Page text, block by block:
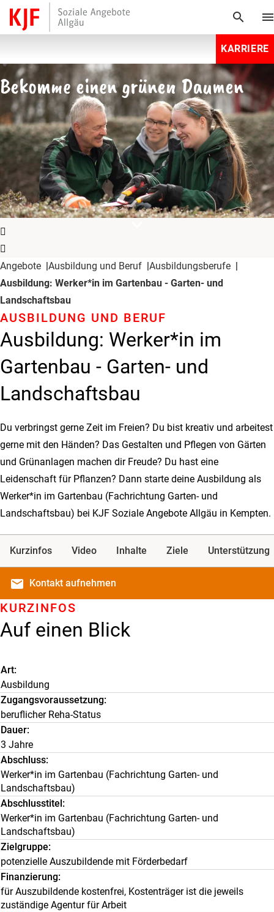
search
KARRIERE
Bekomme einen grünen Daumen
expand_more
Angebote Ausbildung und Beruf
Ausbildungsberufe
Ausbildung: Werker*in im Gartenbau - Garten- und
Landschaftsbau
Ausbildung: Werker*in im
Gartenbau - Garten- und
Landschaftsbau
AUSBILDUNG UND BERUF
Du verbringst gerne Zeit im Freien? Du bist kreativ und arbeitest
gerne mit den Händen? Das Gestalten und Pflegen von Gärten
und Grünanlagen machen dir Freude? Du hast eine
Leidenschaft für Pflanzen? Dann starte deine Ausbildung als
Werker*in im Gartenbau (Fachrichtung Garten- und
Landschaftsbau) bei KJF Soziale Angebote Allgäu in Kempten.
Kurzinfos Video Inhalte Ziele Unterstützung
email Kontakt aufnehmen
Auf einen Blick
KURZINFOS
Art
Ausbildung
Zugangsvoraussetzung
beruflicher Reha-Status
Dauer
3 Jahre
Abschluss
Werker*in im Gartenbau (Fachrichtung Garten- und
Landschaftsbau)
Abschlusstitel
Werker*in im Gartenbau (Fachrichtung Garten- und
Landschaftsbau)
Zielgruppe
potenzielle Auszubildende mit Förderbedarf
Finanzierung
für Auszubildende kostenfrei, Kostenträger ist die jeweils
zuständige Agentur für Arbeit